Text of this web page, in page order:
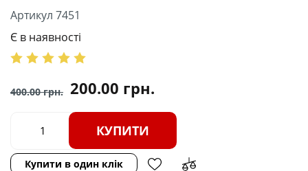
Артикул 7451
Є в наявності
400.00грн. 200.00 грн.
КУПИТИ
Купити в один клік